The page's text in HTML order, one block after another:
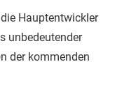
Hauptentwickler
unbedeutender
der kommenden